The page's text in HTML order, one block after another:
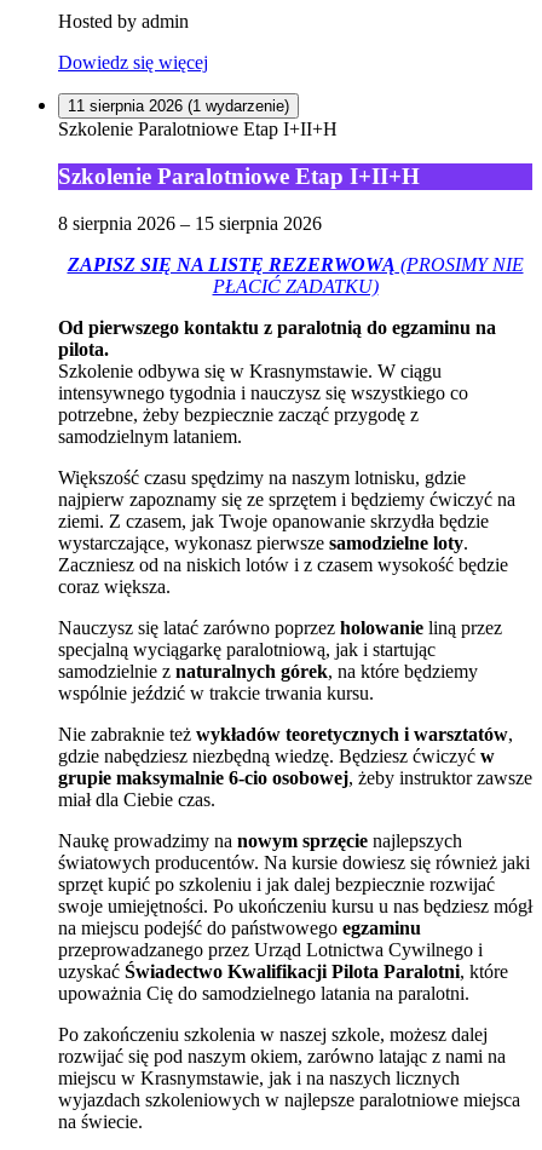
Hosted by admin
Dowiedz się więcej
11 sierpnia 2026 (1 wydarzenie)
Szkolenie Paralotniowe Etap I+II+H
Szkolenie Paralotniowe Etap I+II+H
8 sierpnia 2026 – 15 sierpnia 2026
ZAPISZ SIĘ NA LISTĘ REZERWOWĄ (PROSIMY NIE
PŁACIĆ ZADATKU)
Od pierwszego kontaktu z paralotnią do egzaminu na
pilota.
Szkolenie odbywa się w Krasnymstawie. W ciągu
intensywnego tygodnia i nauczysz się wszystkiego co
potrzebne, żeby bezpiecznie zacząć przygodę z
samodzielnym lataniem.
Większość czasu spędzimy na naszym lotnisku, gdzie
najpierw zapoznamy się ze sprzętem i będziemy ćwiczyć na
ziemi. Z czasem, jak Twoje opanowanie skrzydła będzie
wystarczające, wykonasz pierwsze samodzielne loty.
Zaczniesz od na niskich lotów i z czasem wysokość będzie
coraz większa.
Nauczysz się latać zarówno poprzez holowanie liną przez
specjalną wyciągarkę paralotniową, jak i startując
samodzielnie z naturalnych górek, na które będziemy
wspólnie jeździć w trakcie trwania kursu.
Nie zabraknie też wykładów teoretycznych i warsztatów,
gdzie nabędziesz niezbędną wiedzę. Będziesz ćwiczyć w
grupie maksymalnie 6-cio osobowej, żeby instruktor zawsze
miał dla Ciebie czas.
Naukę prowadzimy na nowym sprzęcie najlepszych
światowych producentów. Na kursie dowiesz się również jaki
sprzęt kupić po szkoleniu i jak dalej bezpiecznie rozwijać
swoje umiejętności. Po ukończeniu kursu u nas będziesz mógł
na miejscu podejść do państwowego egzaminu
przeprowadzanego przez Urząd Lotnictwa Cywilnego i
uzyskać Świadectwo Kwalifikacji Pilota Paralotni, które
upoważnia Cię do samodzielnego latania na paralotni.
Po zakończeniu szkolenia w naszej szkole, możesz dalej
rozwijać się pod naszym okiem, zarówno latając z nami na
miejscu w Krasnymstawie, jak i na naszych licznych
wyjazdach szkoleniowych w najlepsze paralotniowe miejsca
na świecie.